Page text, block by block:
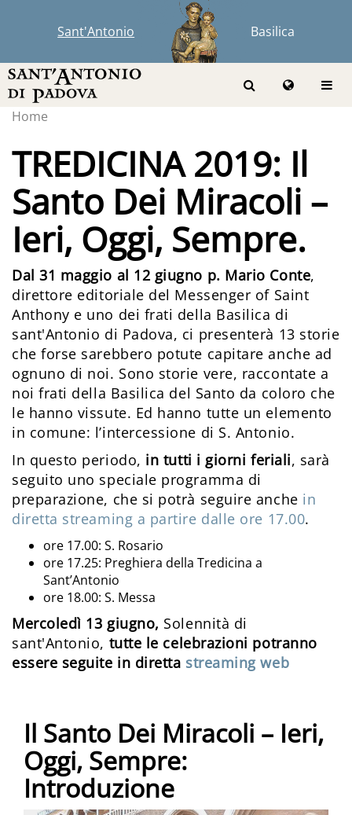
Sant'Antonio Basilica
Home
TREDICINA 2019: Il
Santo Dei Miracoli –
Ieri, Oggi, Sempre.
Dal 31 maggio al 12 giugno p. Mario Conte,
direttore editoriale del Messenger of Saint
Anthony e uno dei frati della Basilica di
sant'Antonio di Padova, ci presenterà 13 storie
che forse sarebbero potute capitare anche ad
ognuno di noi. Sono storie vere, raccontate a
noi frati della Basilica del Santo da coloro che
le hanno vissute. Ed hanno tutte un elemento
in comune: l’intercessione di S. Antonio.
In questo periodo, in tutti i giorni feriali, sarà
seguito uno speciale programma di
preparazione, che si potrà seguire anche in
diretta streaming a partire dalle ore 17.00.
ore 17.00: S. Rosario
ore 17.25: Preghiera della Tredicina a
Sant’Antonio
ore 18.00: S. Messa
Mercoledì 13 giugno, Solennità di
sant'Antonio, tutte le celebrazioni potranno
essere seguite in diretta streaming web
Il Santo Dei Miracoli – Ieri,
Oggi, Sempre:
Introduzione